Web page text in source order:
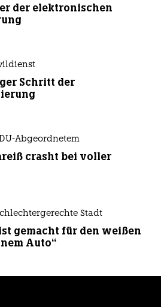
der elektronischen
Schritt der
Abgeordnetem
crasht bei voller
Stadt
gemacht für den weißen
Auto“